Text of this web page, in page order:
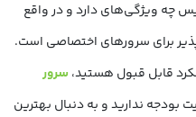
چه ویژگی‌های دارد و در واقع
برای سرورهای اختصاصی است.
قابل قبول هستید، سرور
بودجه ندارید و به دنبال بهترین